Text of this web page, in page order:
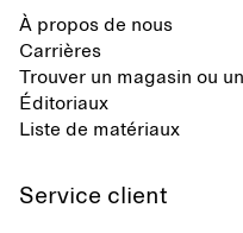
À propos de nous
Carrières
Trouver un magasin ou
Éditoriaux
Liste de matériaux
Service client